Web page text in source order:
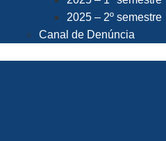
2025 – 2º semestre
Canal de Denúncia